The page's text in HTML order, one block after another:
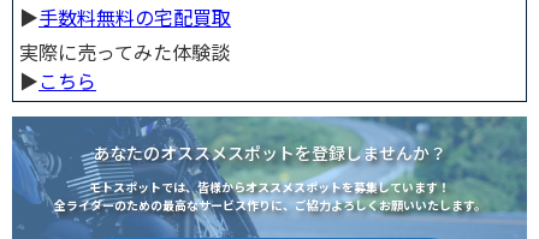
▶︎手数料無料の宅配買取
実際に売ってみた体験談
▶︎こちら
あなたのオススメスポットを登録しませんか？
モトスポットでは、皆様からオススメスポットを募集しています！
全ライダーのための最高なサービス作りに、ご協力よろしくお願いいたします。